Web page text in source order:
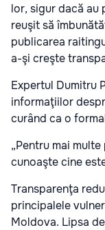
lor, sigur dacă au
reuşit să
publicarea
a-şi creşte
Expertul Dumitru
informaţiilor
curând ca o
„Pentru mai
cunoaşte cine
Transparenţa
principalele
Moldova. Lipsa